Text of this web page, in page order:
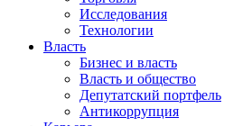
Исследования
Технологии
Власть
Бизнес и власть
Власть и общество
Депутатский портфель
Антикоррупция